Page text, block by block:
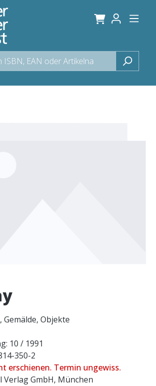
Objekte
10 / 1991
350-2
erschienen. Termin ungewiss.
GmbH, München